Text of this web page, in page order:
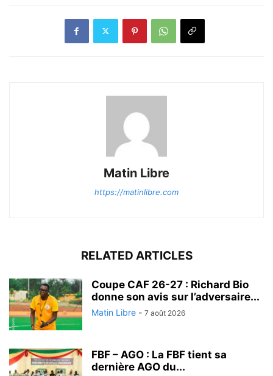
Matin Libre
https://matinlibre.com
RELATED ARTICLES
Coupe CAF 26-27 : Richard Bio
donne son avis sur l’adversaire...
Matin Libre - 7 août 2026
FBF – AGO : La FBF tient sa
dernière AGO du...